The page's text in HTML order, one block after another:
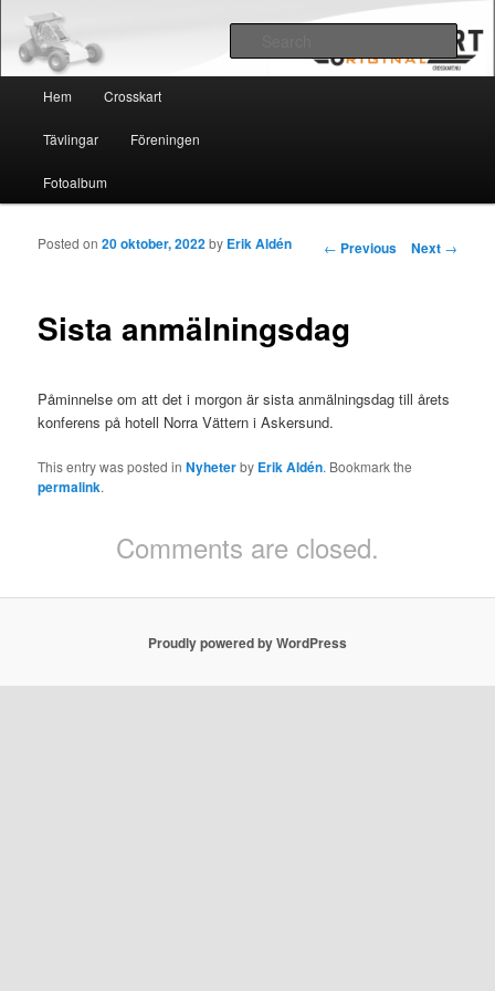
Crosskart Original
Crosskart Original
Skip to primary content
Skip to secondary content
Hem Crosskart
Tävlingar Föreningen
Fotoalbum
Post navigation
← Previous Next →
Sista anmälningsdag
Posted on20 oktober, 2022by Erik Aldén
Påminnelse om att det i morgon är sista anmälningsdag till årets
konferens på hotell Norra Vättern i Askersund.
This entry was posted inNyheterby Erik Aldén. Bookmark the
permalink.
Comments are closed.
Proudly powered by WordPress